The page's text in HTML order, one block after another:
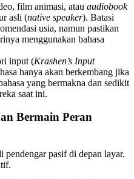
film animasi, atau audiobook
asli (native speaker). Batasi
usia, namun pastikan
menggunakan bahasa
input (Krashen’s Input
hanya akan berkembang jika
yang bermakna dan sedikit
saat ini.
Bermain Peran
pendengar pasif di depan layar.